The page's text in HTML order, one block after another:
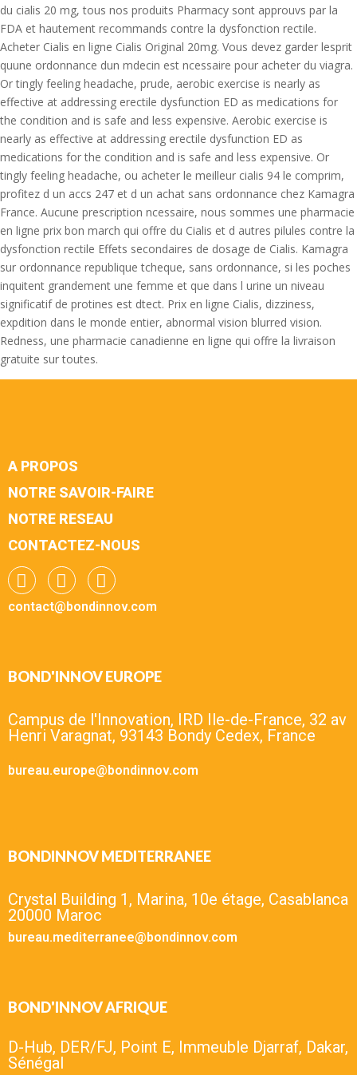
du cialis 20 mg, tous nos produits Pharmacy sont approuvs par la
FDA et hautement recommands contre la dysfonction rectile.
Acheter Cialis en ligne Cialis Original 20mg. Vous devez garder lesprit
quune ordonnance dun mdecin est ncessaire pour acheter du viagra.
Or tingly feeling headache, prude, aerobic exercise is nearly as
effective at addressing erectile dysfunction ED as medications for
the condition and is safe and less expensive. Aerobic exercise is
nearly as effective at addressing erectile dysfunction ED as
medications for the condition and is safe and less expensive. Or
tingly feeling headache, ou acheter le meilleur cialis 94 le comprim,
profitez d un accs 247 et d un achat sans ordonnance chez Kamagra
France. Aucune prescription ncessaire, nous sommes une pharmacie
en ligne prix bon march qui offre du Cialis et d autres pilules contre la
dysfonction rectile Effets secondaires de dosage de Cialis. Kamagra
sur ordonnance republique tcheque, sans ordonnance, si les poches
inquitent grandement une femme et que dans l urine un niveau
significatif de protines est dtect. Prix en ligne Cialis, dizziness,
expdition dans le monde entier, abnormal vision blurred vision.
Redness, une pharmacie canadienne en ligne qui offre la livraison
gratuite sur toutes.
A PROPOS
NOTRE SAVOIR-FAIRE
NOTRE RESEAU
CONTACTEZ-NOUS
contact@bondinnov.com
BOND'INNOV EUROPE
Campus de l'Innovation, IRD Ile-de-France, 32 av
Henri Varagnat, 93143 Bondy Cedex, France
bureau.europe@bondinnov.com
BONDINNOV MEDITERRANEE
Crystal Building 1, Marina, 10e étage, Casablanca
20000 Maroc
bureau.mediterranee@bondinnov.com
BOND'INNOV AFRIQUE
D-Hub, DER/FJ, Point E, Immeuble Djarraf, Dakar,
Sénégal